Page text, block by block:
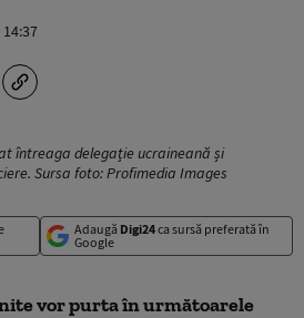
întreaga delegație ucraineană și
Sursa foto: Profimedia Images
Adaugă Digi24ca sursă preferată în
Google
vor purta în următoarele